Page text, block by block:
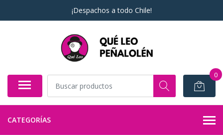
¡Despachos a todo Chile!
0
CATEGORÍAS